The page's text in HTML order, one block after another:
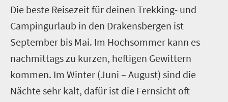
Die beste Reisezeit für deinen Trekking- und
Campingurlaub in den Drakensbergen ist
September bis Mai. Im Hochsommer kann es
nachmittags zu kurzen, heftigen Gewittern
kommen. Im Winter (Juni – August) sind die
Nächte sehr kalt, dafür ist die Fernsicht oft